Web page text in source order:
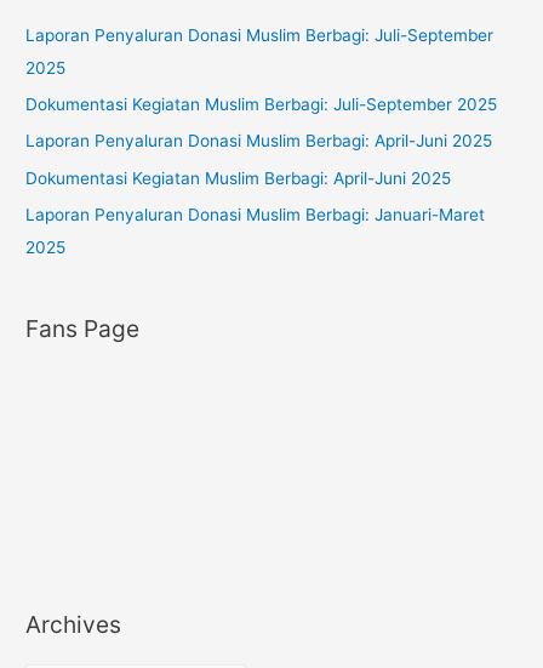
o
r
i
e
s
Laporan Penyaluran Donasi Muslim Berbagi: Juli-September
2025
Dokumentasi Kegiatan Muslim Berbagi: Juli-September 2025
Laporan Penyaluran Donasi Muslim Berbagi: April-Juni 2025
Dokumentasi Kegiatan Muslim Berbagi: April-Juni 2025
Laporan Penyaluran Donasi Muslim Berbagi: Januari-Maret
2025
Fans Page
Archives